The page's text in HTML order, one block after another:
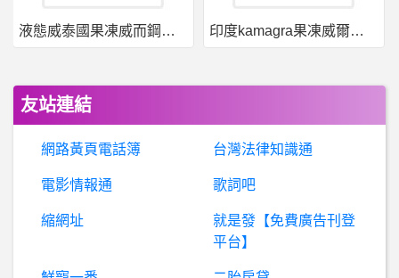
美
國籃球- 公牛戰績獨居聯盟第一 公牛戰績獨居聯盟第一
機
車 摩托車- 水冷車節溫器的問題 水冷車節溫器的問題
溝通談話技巧- 如何安慰剛失戀的人
Kenji- 川井歌曲
液態威泰國果凍威而鋼哪裡買 印度kamagra果凍威爾剛用於治療男性勃起功能障礙
友站連結
網路黃頁電話簿 台灣法律知識通
電影情報通 歌詞吧
縮網址
就是發【免費廣告刊登
平台】